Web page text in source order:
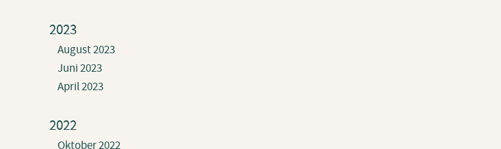
2023
August 2023
Juni 2023
April 2023
2022
Oktober 2022